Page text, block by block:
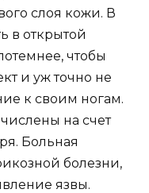
слоя кожи. В
в открытой
чтобы
и уж точно не
к своим ногам.
на счет
Больная
болезни,
язвы.